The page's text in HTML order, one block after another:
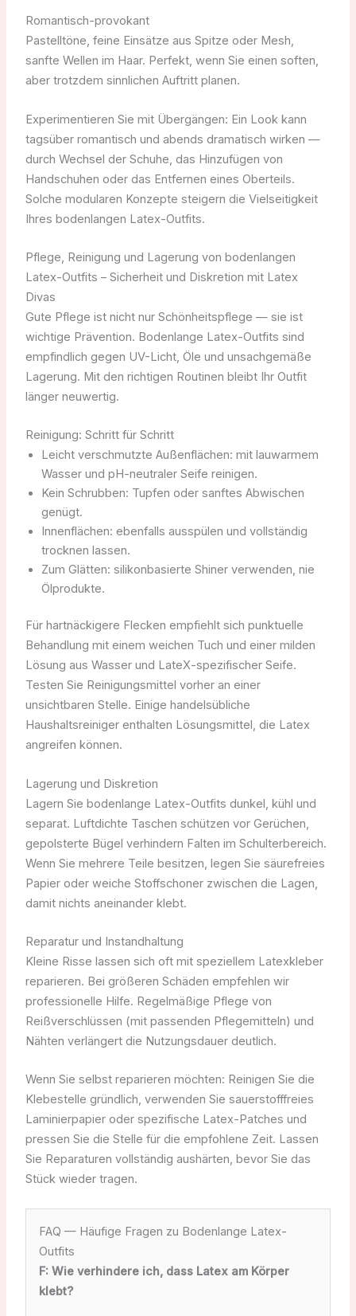
Romantisch-provokant
Pastelltöne, feine Einsätze aus Spitze oder Mesh,
sanfte Wellen im Haar. Perfekt, wenn Sie einen soften,
aber trotzdem sinnlichen Auftritt planen.
Experimentieren Sie mit Übergängen: Ein Look kann
tagsüber romantisch und abends dramatisch wirken —
durch Wechsel der Schuhe, das Hinzufügen von
Handschuhen oder das Entfernen eines Oberteils.
Solche modularen Konzepte steigern die Vielseitigkeit
Ihres bodenlangen Latex-Outfits.
Pflege, Reinigung und Lagerung von bodenlangen
Latex-Outfits – Sicherheit und Diskretion mit Latex
Divas
Gute Pflege ist nicht nur Schönheitspflege — sie ist
wichtige Prävention. Bodenlange Latex-Outfits sind
empfindlich gegen UV-Licht, Öle und unsachgemäße
Lagerung. Mit den richtigen Routinen bleibt Ihr Outfit
länger neuwertig.
Reinigung: Schritt für Schritt
Leicht verschmutzte Außenflächen: mit lauwarmem
Wasser und pH-neutraler Seife reinigen.
Kein Schrubben: Tupfen oder sanftes Abwischen
genügt.
Innenflächen: ebenfalls ausspülen und vollständig
trocknen lassen.
Zum Glätten: silikonbasierte Shiner verwenden, nie
Ölprodukte.
Für hartnäckigere Flecken empfiehlt sich punktuelle
Behandlung mit einem weichen Tuch und einer milden
Lösung aus Wasser und LateX-spezifischer Seife.
Testen Sie Reinigungsmittel vorher an einer
unsichtbaren Stelle. Einige handelsübliche
Haushaltsreiniger enthalten Lösungsmittel, die Latex
angreifen können.
Lagerung und Diskretion
Lagern Sie bodenlange Latex-Outfits dunkel, kühl und
separat. Luftdichte Taschen schützen vor Gerüchen,
gepolsterte Bügel verhindern Falten im Schulterbereich.
Wenn Sie mehrere Teile besitzen, legen Sie säurefreies
Papier oder weiche Stoffschoner zwischen die Lagen,
damit nichts aneinander klebt.
Reparatur und Instandhaltung
Kleine Risse lassen sich oft mit speziellem Latexkleber
reparieren. Bei größeren Schäden empfehlen wir
professionelle Hilfe. Regelmäßige Pflege von
Reißverschlüssen (mit passenden Pflegemitteln) und
Nähten verlängert die Nutzungsdauer deutlich.
Wenn Sie selbst reparieren möchten: Reinigen Sie die
Klebestelle gründlich, verwenden Sie sauerstofffreies
Laminierpapier oder spezifische Latex-Patches und
pressen Sie die Stelle für die empfohlene Zeit. Lassen
Sie Reparaturen vollständig aushärten, bevor Sie das
Stück wieder tragen.
FAQ — Häufige Fragen zu Bodenlange Latex-
Outfits
F: Wie verhindere ich, dass Latex am Körper
klebt?